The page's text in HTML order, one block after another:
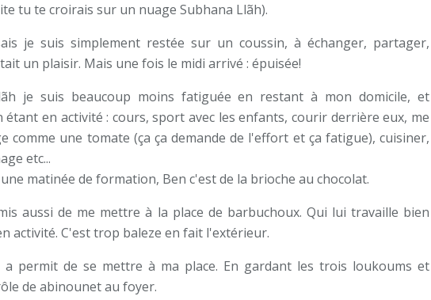
tu te croirais sur un nuage Subhana Llãh).
je suis simplement restée sur un coussin, à échanger, partager,
un plaisir. Mais une fois le midi arrivé : épuisée!
je suis beaucoup moins fatiguée en restant à mon domicile, et
en activité : cours, sport avec les enfants, courir derrière eux, me
comme une tomate (ça ça demande de l'effort et ça fatigue), cuisiner,
etc...
matinée de formation, Ben c'est de la brioche au chocolat.
aussi de me mettre à la place de barbuchoux. Qui lui travaille bien
activité. C'est trop baleze en fait l'extérieur.
a permit de se mettre à ma place. En gardant les trois loukoums et
de abinounet au foyer.